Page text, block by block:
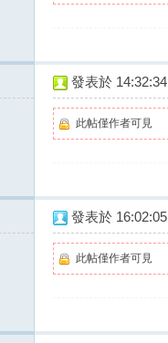
發表於 14:32:34
此帖僅作者可見
發表於 16:02:05
此帖僅作者可見